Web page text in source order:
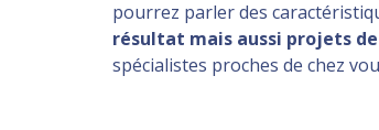
pourrez parler des
résultat mais aussi projets
spécialistes proches de chez